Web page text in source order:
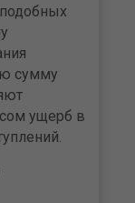
сумму
ущерб в